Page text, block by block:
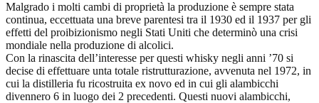
Malgrado i molti cambi di proprietà la produzione è sempre stata
continua, eccettuata una breve parentesi tra il 1930 ed il 1937 per gli
effetti del proibizionismo negli Stati Uniti che determinò una crisi
mondiale nella produzione di alcolici.
Con la rinascita dell’interesse per questi whisky negli anni ’70 si
decise di effettuare unta totale ristrutturazione, avvenuta nel 1972, in
cui la distilleria fu ricostruita ex novo ed in cui gli alambicchi
divennero 6 in luogo dei 2 precedenti. Questi nuovi alambicchi,